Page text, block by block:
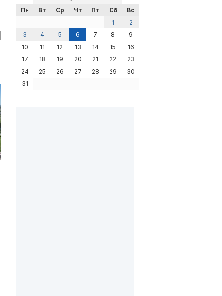
Пн
Вт Ср Чт Пт Сб
Вс
1
2
3
4 5 6 7 8
9
10
11 12 13 14 15
16
17
18 19 20 21 22
23
24
25 26 27 28 29
30
31